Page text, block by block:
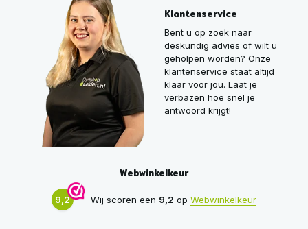
Klantenservice
Bent u op zoek naar
deskundig advies of wilt u
geholpen worden? Onze
klantenservice staat altijd
klaar voor jou. Laat je
verbazen hoe snel je
antwoord krijgt!
Webwinkelkeur
9,2 Wij scoren een 9,2 op Webwinkelkeur